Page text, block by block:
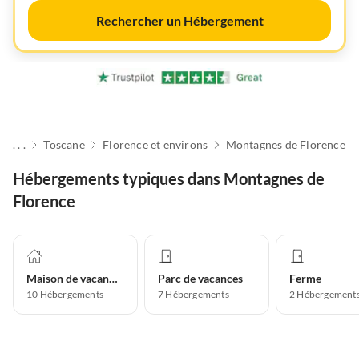
Rechercher un Hébergement
. . . Toscane Florence et environs Montagnes de Florence
Hébergements typiques dans Montagnes de
Florence
Maison de vacances
10 Hébergements
Parc de vacances
7 Hébergements
Ferme
2